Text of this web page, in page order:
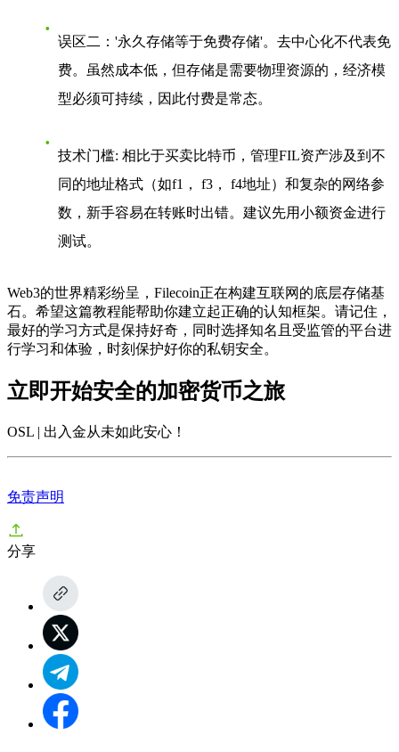
误区二：'永久存储等于免费存储'。去中心化不代表免
费。虽然成本低，但存储是需要物理资源的，经济模
型必须可持续，因此付费是常态。
技术门槛: 相比于买卖比特币，管理FIL资产涉及到不
同的地址格式（如f1， f3， f4地址）和复杂的网络参
数，新手容易在转账时出错。建议先用小额资金进行
测试。
Web3的世界精彩纷呈，Filecoin正在构建互联网的底层存储基
石。希望这篇教程能帮助你建立起正确的认知框架。请记住，
最好的学习方式是保持好奇，同时选择知名且受监管的平台进
行学习和体验，时刻保护好你的私钥安全。
立即开始安全的加密货币之旅
OSL | 出入金从未如此安心 ！
免责声明
分享